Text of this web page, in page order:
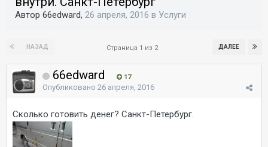
Автор 66edward, 26 апреля, 2016 в Услуги
НАЗАД ДАЛЕЕ
Страница 1 из 2
66edward 17
Опубликовано 26 апреля, 2016
Сколько готовить денег? Санкт-Петербург.